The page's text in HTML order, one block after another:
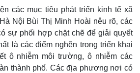
Thị trường
Giá vàng
Tiêu dùng
các mục tiêu phát triển kinh tế xã
Nội Bùi Thị Minh Hoài nêu rõ, các
sự phối hợp chặt chẽ để giải quyết
là các điểm nghẽn trong triển khai
ô nhiễm môi trường, ô nhiễm các
thành phố. Các địa phương nơi có